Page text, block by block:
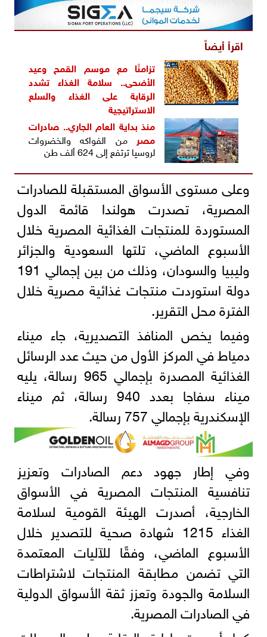
اقرأ أيضاً
تزامنًا مع موسم القمح وعيد
الأضحى.. سلامة الغذاء تشدد
الرقابة على الغذاء والسلع
الاستراتيجية
منذ بداية العام الجاري.. صادرات
مصر من الفواكه والخضروات
لروسيا ترتفع إلى 624 ألف طن
وعلى مستوى الأسواق المستقبلة للصادرات
المصرية، تصدرت هولندا قائمة الدول
المستوردة للمنتجات الغذائية المصرية خلال
الأسبوع الماضي، تلتها السعودية والجزائر
وليبيا والسودان، وذلك من بين إجمالي 191
دولة استوردت منتجات غذائية مصرية خلال
الفترة محل التقرير.
وفيما يخص المنافذ التصديرية، جاء ميناء
دمياط في المركز الأول من حيث عدد الرسائل
الغذائية المصدرة بإجمالي 965 رسالة، يليه
ميناء سفاجا بعدد 940 رسالة، ثم ميناء
الإسكندرية بإجمالي 757 رسالة.
وفي إطار جهود دعم الصادرات وتعزيز
تنافسية المنتجات المصرية في الأسواق
الخارجية، أصدرت الهيئة القومية لسلامة
الغذاء 1215 شهادة صحية للتصدير خلال
الأسبوع الماضي، وفقًا للآليات المعتمدة
التي تضمن مطابقة المنتجات لاشتراطات
السلامة والجودة وتعزز ثقة الأسواق الدولية
في الصادرات المصرية.